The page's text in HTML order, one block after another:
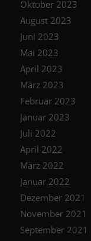
Oktober 2023
August 2023
Juni 2023
Mai 2023
April 2023
März 2023
Februar 2023
Januar 2023
Juli 2022
April 2022
März 2022
Januar 2022
Dezember 2021
November 2021
September 2021